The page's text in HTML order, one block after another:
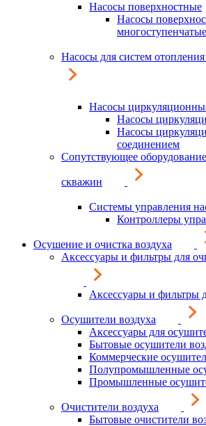
Насосы поверхностные
Насосы
многоступенчатые
Насосы для систем
Насосы
Насосы
Насосы
соединением
Сопутствующее
скважин
Системы управления
Контроллеры
Осушение и очистка воздуха
Аксессуары и фильтры для
Аксессуары и фильтры
Осушители воздуха
Аксессуары для
Бытовые осушители
Коммерческие
Полупромышленные
Промышленные
Очистители воздуха
Бытовые очистители